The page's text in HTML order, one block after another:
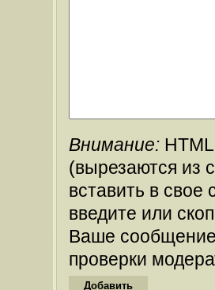
Внимание:
(вырезаются из
вставить в
введите или
Ваше
проверки